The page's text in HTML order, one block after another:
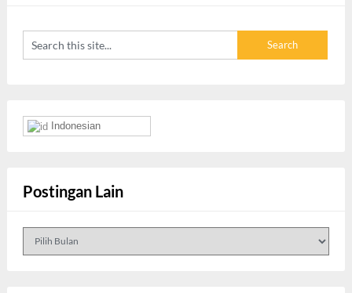
Indonesian
Postingan Lain
Postingan